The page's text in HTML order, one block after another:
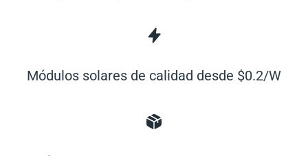
Módulos solares de calidad desde $0.2/W